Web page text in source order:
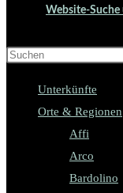
Website-Suche
Unterkünfte
Orte & Regionen
Affi
Arco
Bardolino